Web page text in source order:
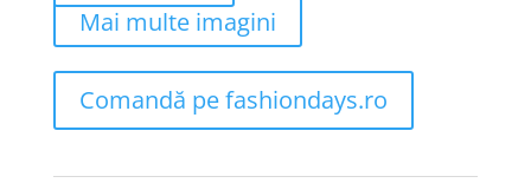
Mai multe imagini
Comandă pe fashiondays.ro